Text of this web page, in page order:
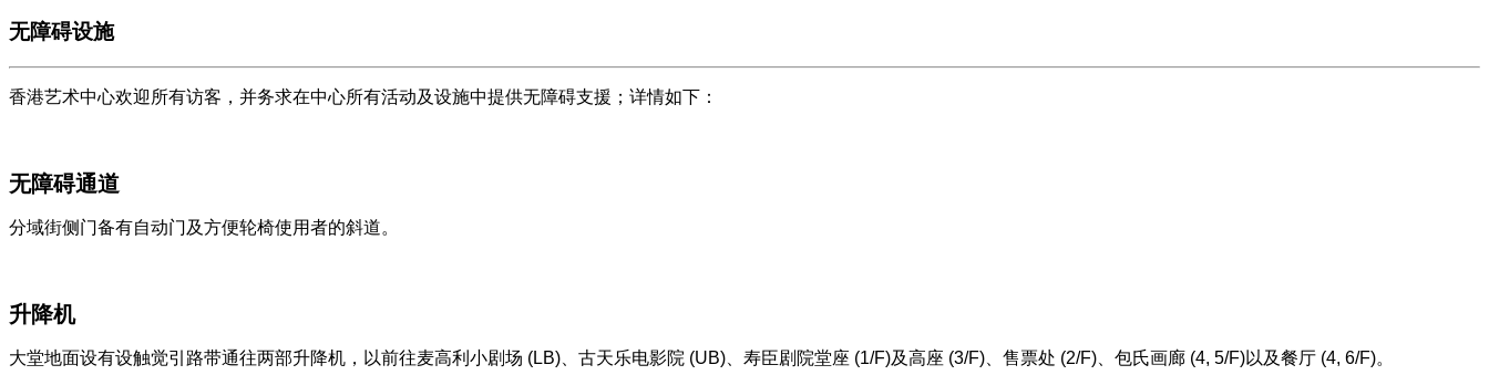
无障碍设施
香港艺术中心欢迎所有访客，并务求在中心所有活动及设施中提供无障碍支援；详情如下：
无障碍通道
分域街侧门备有自动门及方便轮椅使用者的斜道。
升降机
大堂地面设有设触觉引路带通往两部升降机，以前往麦高利小剧场 (LB)、古天乐电影院 (UB)、寿臣剧院堂座 (1/F)及高座 (3/F)、售票处 (2/F)、包氏画廊 (4, 5/F)以及餐厅 (4, 6/F)。